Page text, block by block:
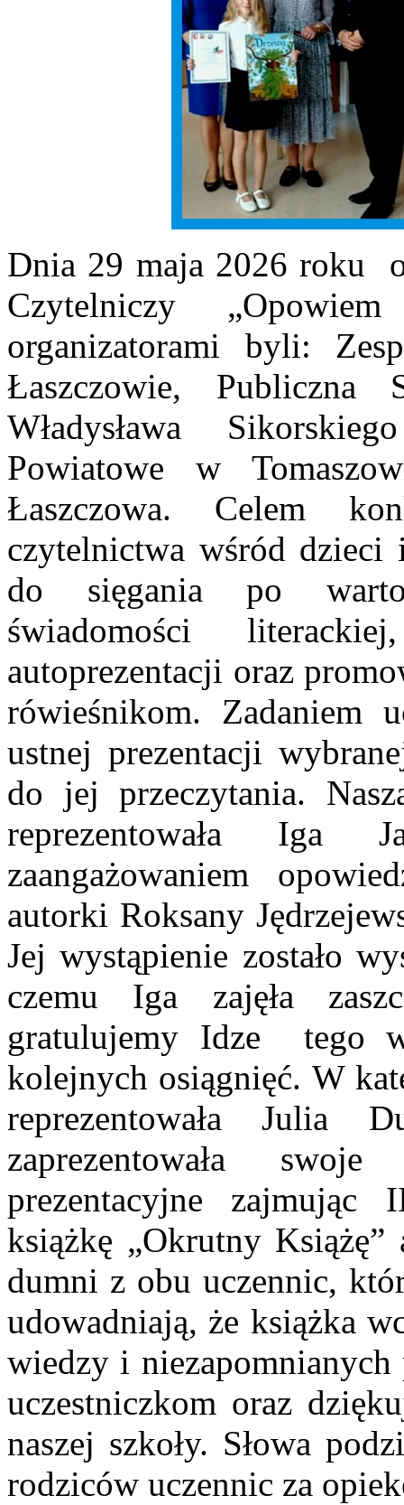
Dnia 29 maja 2026 roku
Czytelniczy
organizatorami byli:
Łaszczowie, Publiczna
Władysława
Powiatowe w
Łaszczowa. Celem
czytelnictwa wśród dzieci
do sięgania po
świadomości
autoprezentacji oraz
rówieśnikom. Zadaniem
ustnej prezentacji
do jej przeczytania.
reprezentowała
zaangażowaniem
autorki Roksany
Jej wystąpienie zostało
czemu Iga zajęła
gratulujemy Idze tego
kolejnych osiągnięć. W
reprezentowała Julia
zaprezentowała
prezentacyjne zajmując
książkę „Okrutny
dumni z obu uczennic,
udowadniają, że książka
wiedzy i
uczestniczkom oraz
naszej szkoły. Słowa
rodziców uczennic za